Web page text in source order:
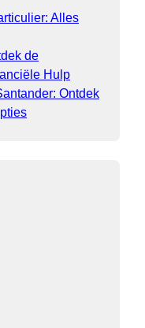
Alles
de
Hulp
Ontdek